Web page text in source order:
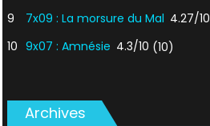
9
7x09 : La morsure du Mal 4.27/10
10 9x07 : Amnésie 4.3/10 (10)
Archives